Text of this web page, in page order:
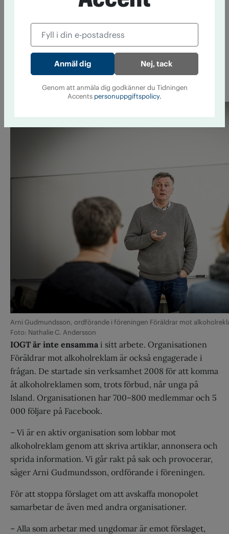
engagerat sig för monopolet.
– Tillsammans med ett par andra organisationer har vi
samlat in nästan 4 000 namnunderskrifter mot
förslaget. Vi har främst använt sociala medier för att
uppmuntra folk att skriva under. Att inte få in alkohol i
Ástrós Ósk Karlsdóttir, ordförande i organisationen.
Arni Gudmundsson, ordförande i föreningen Föräldrar mot
Foto: Nathalie C. Andersson
IOGT är inte ensamma i sitt arbete. Organisationen
Föräldrar mot alkoholreklam är också engagerade i
frågan. De startade sin verksamhet 2008 för att komma
åt alkoholreklamen som, trots förbud, når unga på
Island. Organisationen har 700–800 medlemmar och 5
000 följare på Facebook.
– Vi är en aktiv organisation som lobbar mot
alkoholreklam genom att skriva artiklar, annonsera och
sprida information. Vi går rakt på sak och provocerar,
säger Arni Gudmundsson, ordförande i föreningen.
För att stoppa förslaget om att avskaffa monopolet
samarbetar de även med andra organisationer.
– Alla som arbetar med ungdomar är emot förslaget,
Nej, tack
Genom att anmäla dig godkänner du Tidningen
Accents personuppgiftspolicy.